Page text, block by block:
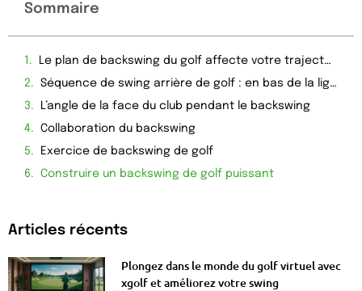
Sommaire
Le plan de backswing du golf affecte votre trajectoire de swing à travers l’impact
Séquence de swing arrière de golf : en bas de la ligne
L’angle de la face du club pendant le backswing
Collaboration du backswing
Exercice de backswing de golf
Construire un backswing de golf puissant
Articles récents
Plongez dans le monde du golf virtuel avec
xgolf et améliorez votre swing